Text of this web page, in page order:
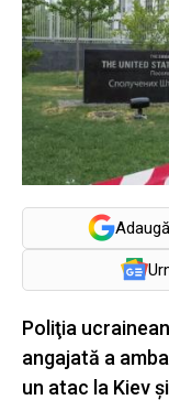
Poliţia
angajată a
un atac la Kiev